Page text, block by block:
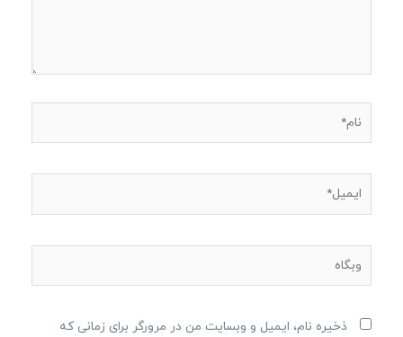
ذخیره نام، ایمیل و وبسایت من در مرورگر برای زمانی که